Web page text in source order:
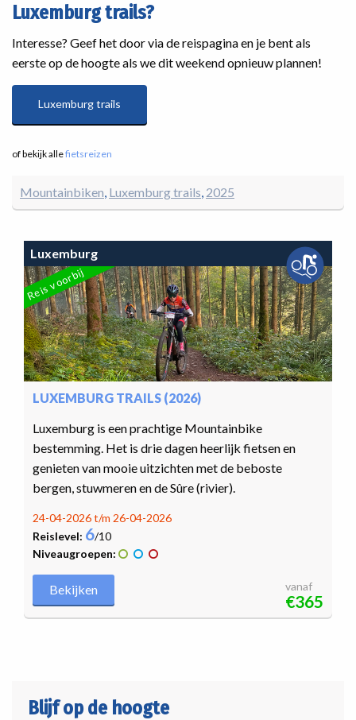
Luxemburg trails?
Interesse? Geef het door via de reispagina en je bent als
eerste op de hoogte als we dit weekend opnieuw plannen!
Luxemburg trails
of bekijk allefietsreizen
Mountainbiken Luxemburg trails 2025
Luxemburg
Reis voorbij
LUXEMBURG TRAILS (2026)
Luxemburg is een prachtige Mountainbike
bestemming. Het is drie dagen heerlijk fietsen en
genieten van mooie uitzichten met de beboste
bergen, stuwmeren en de Sûre (rivier).
24-04-2026 t/m 26-04-2026
Reislevel: 6/10
Niveaugroepen:
Bekijken vanaf
€365
Blijf op de hoogte